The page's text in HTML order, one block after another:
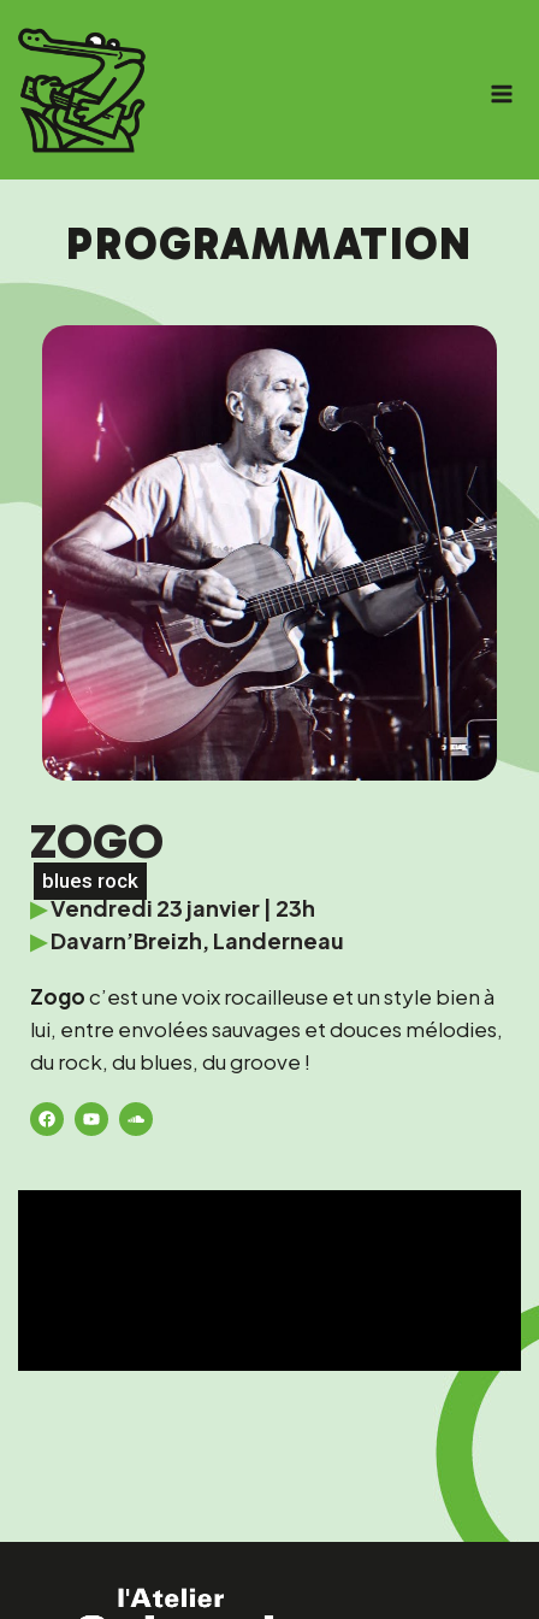
PROGRAMMATION
ZOGO
blues rock
▶Vendredi 23 janvier | 23h
▶Davarn’Breizh, Landerneau
Zogoc’est une voix rocailleuse et un style bien à
lui, entre envolées sauvages et douces mélodies,
du rock, du blues, du groove !